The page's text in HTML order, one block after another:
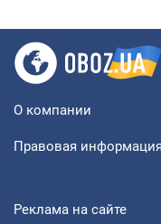
О компании
Правовая информация
Реклама на сайте